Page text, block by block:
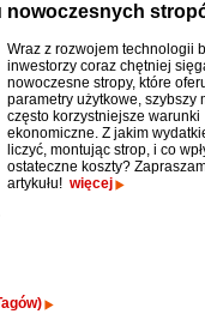
nowoczesnych
Wraz z rozwojem technologii
inwestorzy coraz chętniej
nowoczesne stropy, które
parametry użytkowe, szybszy
często korzystniejsze warunki
ekonomiczne. Z jakim
liczyć, montując strop, i co
ostateczne koszty?
artykułu! więcej